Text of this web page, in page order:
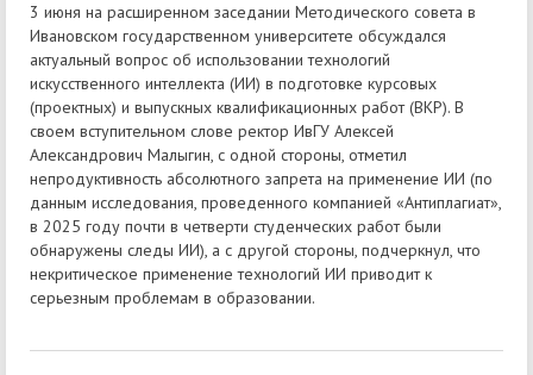
3 июня на расширенном заседании Методического совета в
Ивановском государственном университете обсуждался
актуальный вопрос об использовании технологий
искусственного интеллекта (ИИ) в подготовке курсовых
(проектных) и выпускных квалификационных работ (ВКР). В
своем вступительном слове ректор ИвГУ Алексей
Александрович Малыгин, с одной стороны, отметил
непродуктивность абсолютного запрета на применение ИИ (по
данным исследования, проведенного компанией «Антиплагиат»,
в 2025 году почти в четверти студенческих работ были
обнаружены следы ИИ), а с другой стороны, подчеркнул, что
некритическое применение технологий ИИ приводит к
серьезным проблемам в образовании.